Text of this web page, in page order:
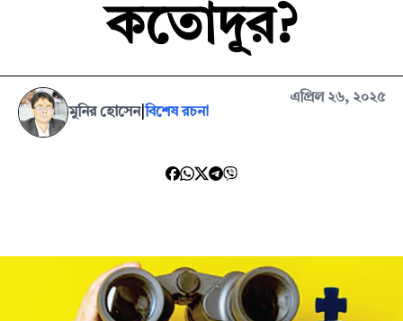
কতোদূর?
মুনির হোসেন| বিশেষ রচনা
এপ্রিল ২৬, ২০২৫